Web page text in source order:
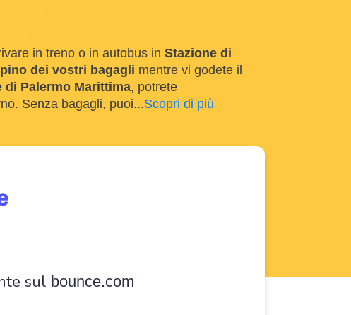
in treno o in autobus in Stazione di
dei vostri bagagli mentre vi godete il
di Palermo Marittima, potrete
Senza bagagli, puoi...Scopri di più
sul bounce.com